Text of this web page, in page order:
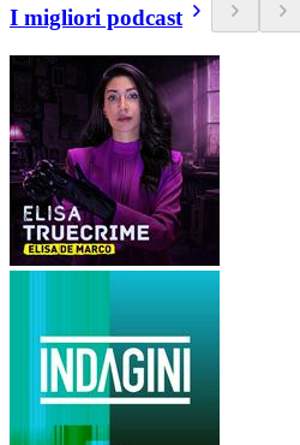
I migliori podcast